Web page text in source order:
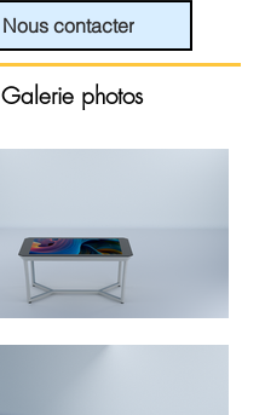
Nous contacter
Galerie photos